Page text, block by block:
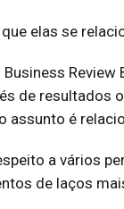
elas se
de resultados
assunto é
a vários
de laços